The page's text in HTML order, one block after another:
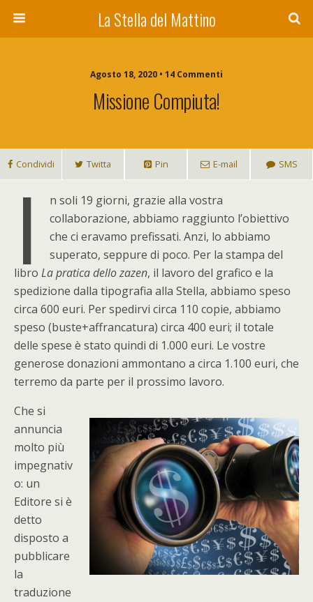
La Stella del Mattino
Agosto 18, 2020 • 14 Commenti
Missione Compiuta!
Condividi Twitta Pin E-mail SMS
I
n soli 19 giorni, grazie alla vostra
collaborazione, abbiamo raggiunto l’obiettivo
che ci eravamo prefissati. Anzi, lo abbiamo
superato, seppure di poco. Per la stampa del
libro La pratica dello zazen, il lavoro del grafico e la
spedizione dalla tipografia alla Stella, abbiamo speso
circa 600 euri. Per spedirvi circa 110 copie, abbiamo
speso (buste+affrancatura) circa 400 euri; il totale
delle spese è stato quindi di 1.000 euri. Le vostre
generose donazioni ammontano a circa 1.100 euri, che
terremo da parte per il prossimo lavoro.
Che si
annuncia
molto più
impegnativ
o: un
Editore si è
detto
disposto a
pubblicare
la
traduzione